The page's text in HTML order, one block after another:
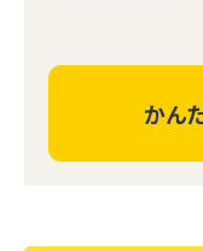
かん